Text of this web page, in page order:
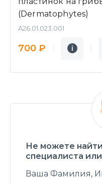
(Dermatophytes)
A26.01.023.001
700 ₽ i
Не можете
специалиста или
Ваша Фамилия,